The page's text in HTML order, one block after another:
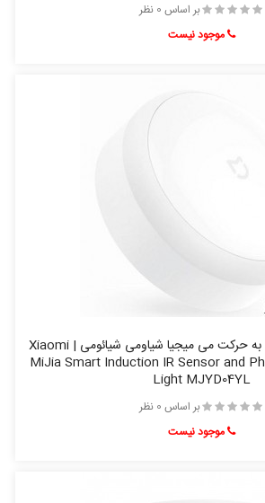
بر اساس 0 نظر
موجود نیست
چراغ هوشمند حساس به حرکت می میجیا شیاومی شیائومی | Xiaomi
MiJia Smart Induction IR Sensor and
Light MJYD04YL
بر اساس 0 نظر
موجود نیست